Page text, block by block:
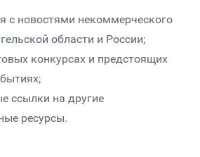
с новостями некоммерческого
области и России;
конкурсах и предстоящих
ссылки на другие
ресурсы.